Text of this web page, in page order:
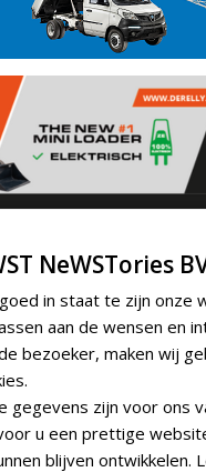
NeWSTories
in staat te zijn onze
aan de wensen en
bezoeker, maken wij
gegevens zijn voor ons
u een prettige
blijven ontwikkelen.